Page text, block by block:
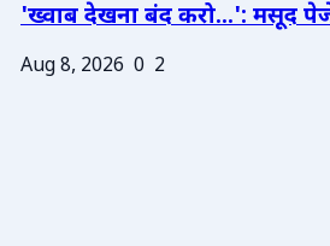
'ख्वाब देखना बंद करो...': मसूद
Aug 8, 2026 0 2